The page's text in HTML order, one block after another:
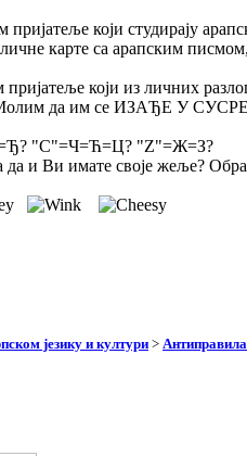
који студирају
карте са арапским
који из личних
да им се ИЗАЂЕ У СУСРЕТ
"C"=Ч=Ћ=Ц? "Z"=Ж=З?
да и Ви имате своје жеље?
језику и култури > Антиправила